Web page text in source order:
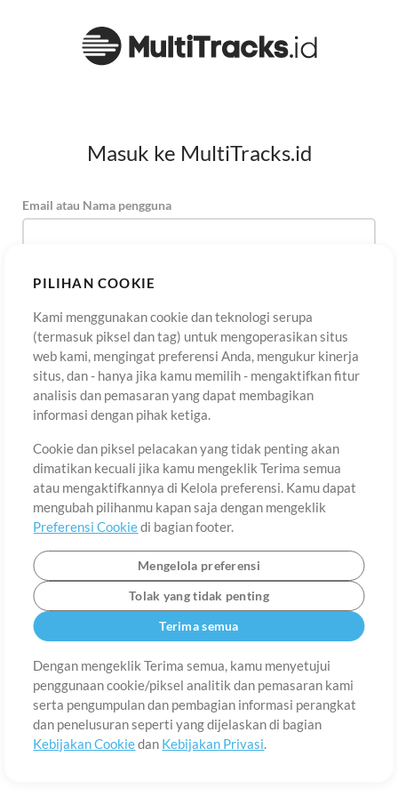
PILIHAN COOKIE
Kami menggunakan cookie dan teknologi serupa
(termasuk piksel dan tag) untuk mengoperasikan situs
web kami, mengingat preferensi Anda, mengukur kinerja
situs, dan - hanya jika kamu memilih - mengaktifkan fitur
analisis dan pemasaran yang dapat membagikan
informasi dengan pihak ketiga.
Cookie dan piksel pelacakan yang tidak penting akan
dimatikan kecuali jika kamu mengeklik Terima semua
atau mengaktifkannya di Kelola preferensi. Kamu dapat
mengubah pilihanmu kapan saja dengan mengeklik
Preferensi Cookiedi bagian footer.
Mengelola preferensi
Tolak yang tidak penting
Terima semua
Dengan mengeklik Terima semua, kamu menyetujui
penggunaan cookie/piksel analitik dan pemasaran kami
serta pengumpulan dan pembagian informasi perangkat
dan penelusuran seperti yang dijelaskan di bagian
Kebijakan Cookiedan Kebijakan Privasi.
Masuk ke MultiTracks.id
Email atau Nama pengguna
DaftarLupa Kata Sandi? Masuk
Tentang Ketentuan Penggunaan Kebijakan Privasi
©2006-2026 oleh MultiTracks.com LLC. Semua Hak Cipta Dilindungi
Undang-Undang.